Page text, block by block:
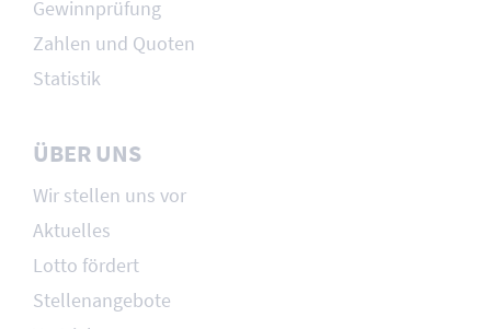
Gewinnprüfung
Zahlen und Quoten
Statistik
ÜBER UNS
Wir stellen uns vor
Aktuelles
Lotto fördert
Stellenangebote